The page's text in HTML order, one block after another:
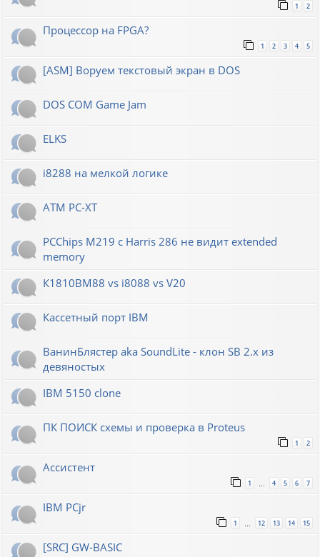
1 2
Процессор на FPGA?
1 2 3 4 5
[ASM] Воруем текстовый экран в DOS
DOS COM Game Jam
ELKS
i8288 на мелкой логике
ATM PC-XT
PCChips M219 с Harris 286 не видит extended
memory
К1810ВМ88 vs i8088 vs V20
Кассетный порт IBM
ВанинБлястер aka SoundLite - клон SB 2.x из
девяностых
IBM 5150 clone
ПК ПОИСК схемы и проверка в Proteus
1 2
Ассистент
1 … 4 5 6 7
IBM PCjr
1 … 12 13 14 15
[SRC] GW-BASIC